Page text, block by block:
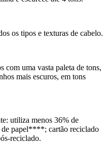
os tipos e texturas de cabelo.
com uma vasta paleta de tons,
mais escuros, em tons
utiliza menos 36% de
papel****; cartão reciclado
reciclado.